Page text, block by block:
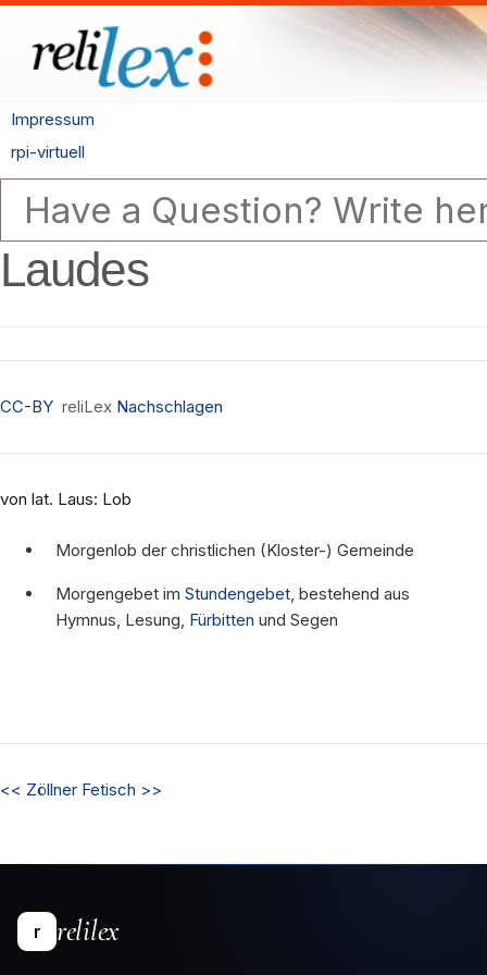
Impressum
rpi-virtuell
Laudes
CC-BY reliLex Nachschlagen
von lat. Laus: Lob
Morgenlob der christlichen (Kloster-) Gemeinde
Morgengebet im Stundengebet, bestehend aus
Hymnus, Lesung, Fürbitten und Segen
<< Zöllner Fetisch >>
r relilex